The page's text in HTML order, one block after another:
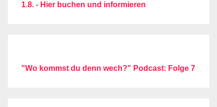
1.8. - Hier buchen und informieren
"Wo kommst du denn wech?" Podcast: Folge 7